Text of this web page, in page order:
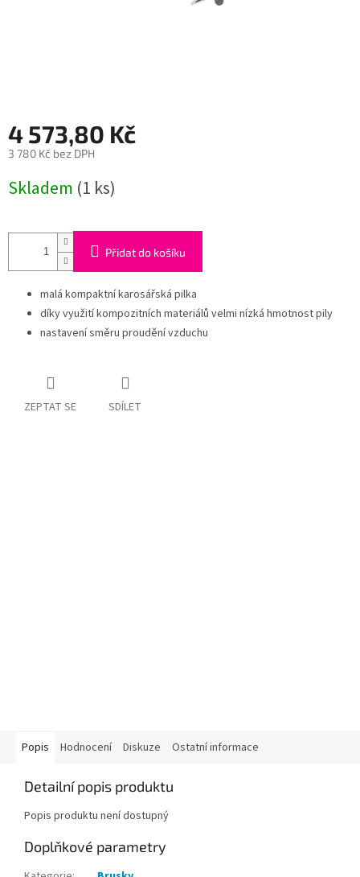
4 573,80 Kč
3 780 Kč bez DPH
cena:
Skladem (1 ks)
Přidat do košíku
malá kompaktní karosářská pilka
díky využití kompozitních materiálů velmi nízká hmotnost pily
nastavení směru proudění vzduchu
ZEPTAT SE SDÍLET
Popis Hodnocení Diskuze Ostatní informace
Detailní popis produktu
Popis produktu není dostupný
Doplňkové parametry